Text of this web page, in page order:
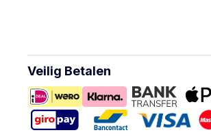
Veilig Betalen